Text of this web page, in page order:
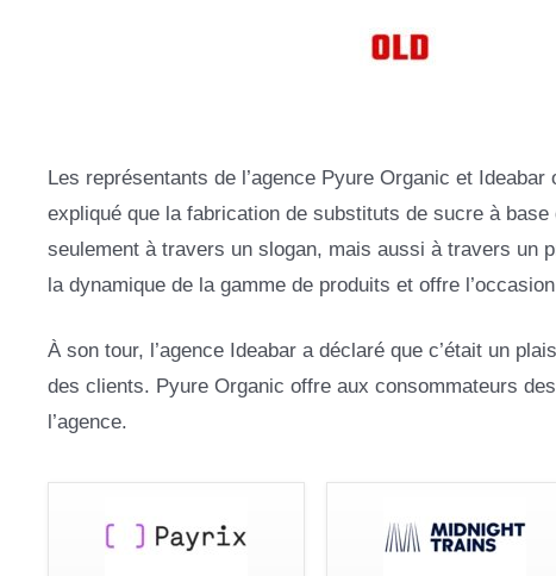
Les représentants de l’agence Pyure Organic et
expliqué que la fabrication de substituts de sucre à
seulement à travers un slogan, mais aussi à travers un
la dynamique de la gamme de produits et offre
À son tour, l’agence Ideabar a déclaré que c’était un
des clients. Pyure Organic offre aux consommateurs
l’agence.